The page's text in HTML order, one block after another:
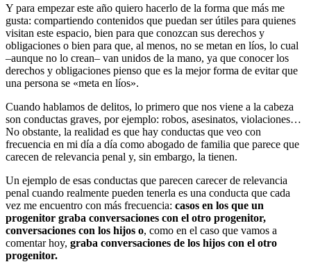
Y para empezar este año quiero hacerlo de la forma que más me
gusta: compartiendo contenidos que puedan ser útiles para quienes
visitan este espacio, bien para que conozcan sus derechos y
obligaciones o bien para que, al menos, no se metan en líos, lo cual
–aunque no lo crean– van unidos de la mano, ya que conocer los
derechos y obligaciones pienso que es la mejor forma de evitar que
una persona se «meta en líos».
Cuando hablamos de delitos, lo primero que nos viene a la cabeza
son conductas graves, por ejemplo: robos, asesinatos, violaciones…
No obstante, la realidad es que hay conductas que veo con
frecuencia en mi día a día como abogado de familia que parece que
carecen de relevancia penal y, sin embargo, la tienen.
Un ejemplo de esas conductas que parecen carecer de relevancia
penal cuando realmente pueden tenerla es una conducta que cada
vez me encuentro con más frecuencia: casos en los que un
progenitor graba conversaciones con el otro progenitor,
conversaciones con los hijos o, como en el caso que vamos a
comentar hoy, graba conversaciones de los hijos con el otro
progenitor.